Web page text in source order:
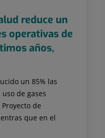
reduce un
operativas de
años,
un 85% las
de gases
de
que en el